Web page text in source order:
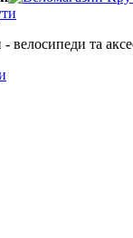
велосипеди та